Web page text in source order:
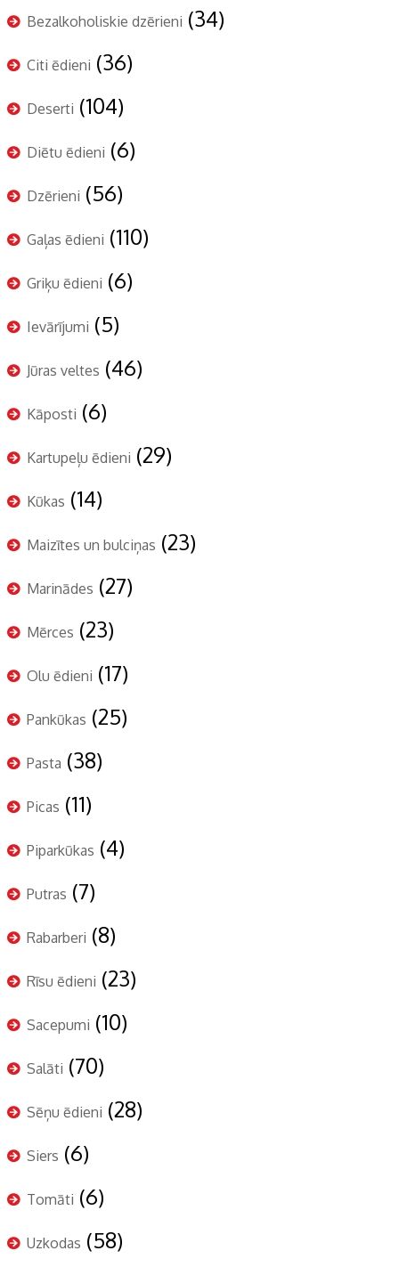
Bezalkoholiskie dzērieni (34)
Citi ēdieni (36)
Deserti (104)
Diētu ēdieni (6)
Dzērieni (56)
Gaļas ēdieni (110)
Griķu ēdieni (6)
Ievārījumi (5)
Jūras veltes (46)
Kāposti (6)
Kartupeļu ēdieni (29)
Kūkas (14)
Maizītes un bulciņas (23)
Marinādes (27)
Mērces (23)
Olu ēdieni (17)
Pankūkas (25)
Pasta (38)
Picas (11)
Piparkūkas (4)
Putras (7)
Rabarberi (8)
Rīsu ēdieni (23)
Sacepumi (10)
Salāti (70)
Sēņu ēdieni (28)
Siers (6)
Tomāti (6)
Uzkodas (58)